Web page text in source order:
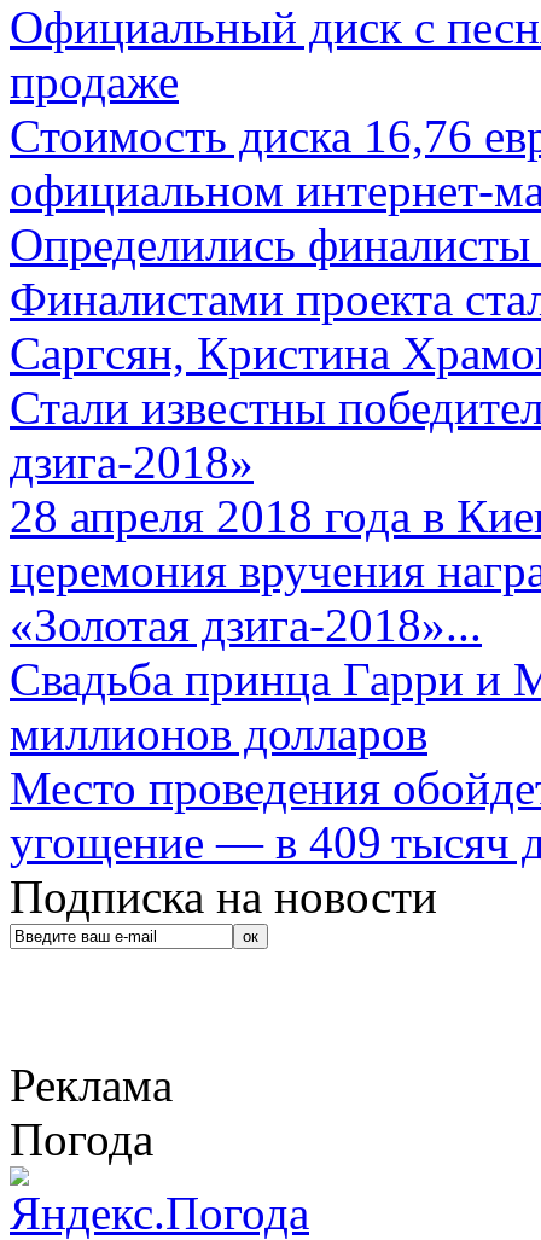
Официальный диск с
продаже
Стоимость диска 16,76
официальном интернет-
Определились
Финалистами проекта
Саргсян, Кристина
Стали известны
дзига-2018»
28 апреля 2018 года в
церемония вручения
«Золотая дзига-2018»...
Свадьба принца Гарри и
миллионов долларов
Место проведения
угощение — в 409 тысяч
Подписка на новости
Реклама
Погода